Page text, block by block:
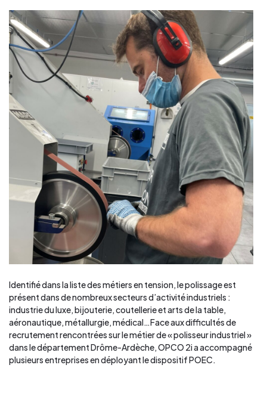
Identifié dans la liste des métiers en tension, le polissage est
présent dans de nombreux secteurs d’activité industriels :
industrie du luxe, bijouterie, coutellerie et arts de la table,
aéronautique, métallurgie, médical…Face aux difficultés de
recrutement rencontrées sur le métier de « polisseur industriel »
dans le département Drôme-Ardèche, OPCO 2i a accompagné
plusieurs entreprises en déployant le dispositif POEC.